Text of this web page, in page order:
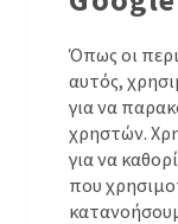
Όπως οι
αυτός,
για να
χρηστών.
για να
που